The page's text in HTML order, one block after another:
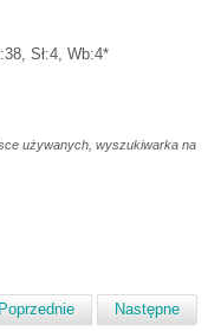
Sł:4, Wb:4*
używanych, wyszukiwarka na
Poprzednie Następne